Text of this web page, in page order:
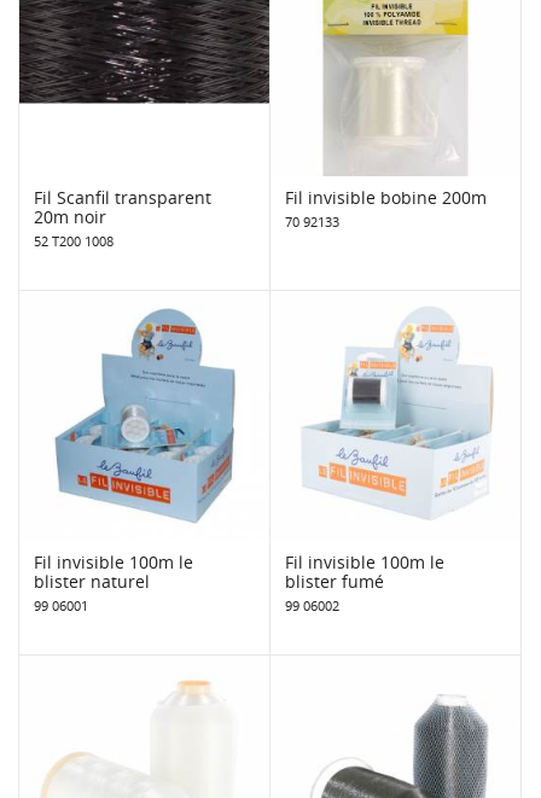
Fil Scanfil transparent
20m noir
52 T200 1008
Fil invisible bobine 200m
70 92133
Fil invisible 100m le
blister naturel
99 06001
Fil invisible 100m le
blister fumé
99 06002